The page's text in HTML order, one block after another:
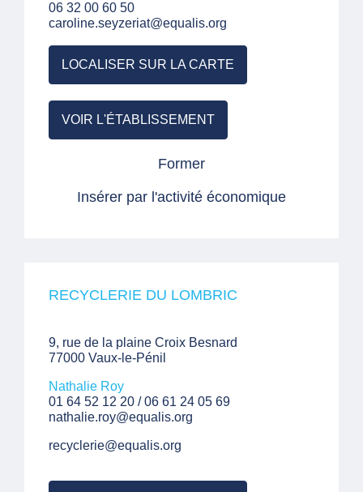
06 32 00 60 50
caroline.seyzeriat@equalis.org
LOCALISER SUR LA CARTE
VOIR L'ÉTABLISSEMENT
Former
Insérer par l'activité économique
RECYCLERIE DU LOMBRIC
9, rue de la plaine Croix Besnard
77000 Vaux-le-Pénil
Nathalie Roy
01 64 52 12 20 / 06 61 24 05 69
nathalie.roy@equalis.org
recyclerie@equalis.org